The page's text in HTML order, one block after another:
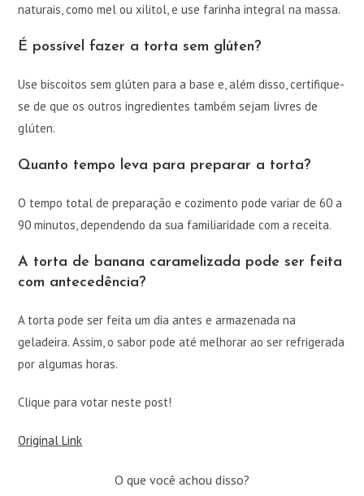
naturais, como mel ou xilitol, e use farinha integral na massa.
É possível fazer a torta sem glúten?
Use biscoitos sem glúten para a base e, além disso, certifique-
se de que os outros ingredientes também sejam livres de
glúten.
Quanto tempo leva para preparar a torta?
O tempo total de preparação e cozimento pode variar de 60 a
90 minutos, dependendo da sua familiaridade com a receita.
A torta de banana caramelizada pode ser feita
com antecedência?
A torta pode ser feita um dia antes e armazenada na
geladeira. Assim, o sabor pode até melhorar ao ser refrigerada
por algumas horas.
Clique para votar neste post!
Original Link
O que você achou disso?